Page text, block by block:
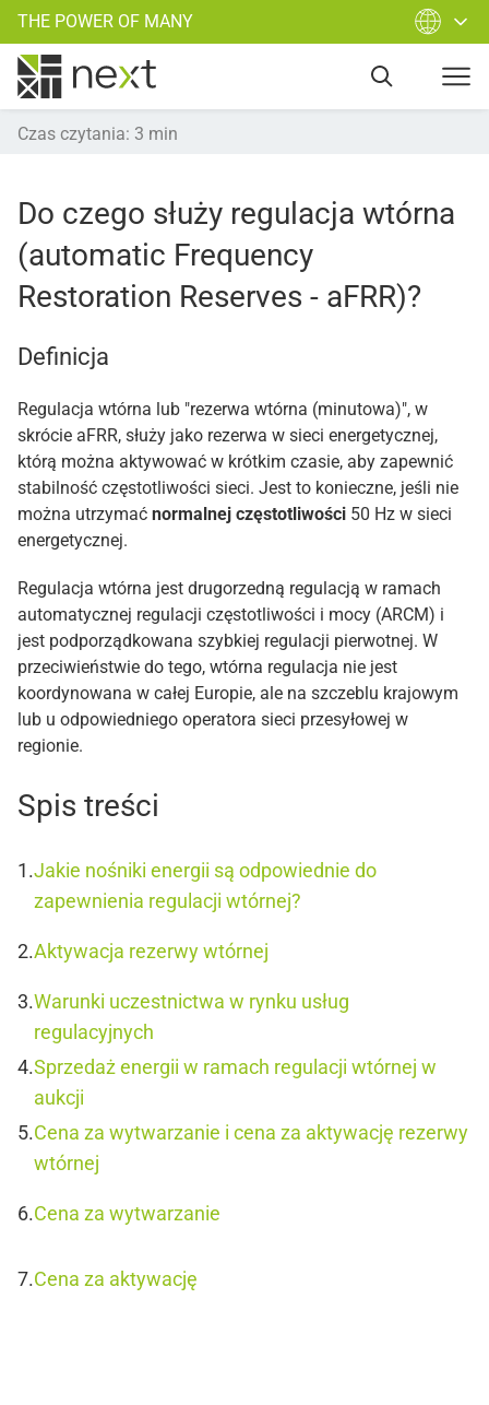
THE POWER OF MANY
Czas czytania: 3 min
Do czego służy regulacja wtórna
(automatic Frequency
Restoration Reserves - aFRR)?
Definicja
Regulacja wtórna lub "rezerwa wtórna (minutowa)", w
skrócie aFRR, służy jako rezerwa w sieci energetycznej,
którą można aktywować w krótkim czasie, aby zapewnić
stabilność częstotliwości sieci. Jest to konieczne, jeśli nie
można utrzymać normalnej częstotliwości 50 Hz w sieci
energetycznej.
Regulacja wtórna jest drugorzedną regulacją w ramach
automatycznej regulacji częstotliwości i mocy (ARCM) i
jest podporządkowana szybkiej regulacji pierwotnej. W
przeciwieństwie do tego, wtórna regulacja nie jest
koordynowana w całej Europie, ale na szczeblu krajowym
lub u odpowiedniego operatora sieci przesyłowej w
regionie.
Spis treści
Jakie nośniki energii są odpowiednie do
zapewnienia regulacji wtórnej?
Aktywacja rezerwy wtórnej
Warunki uczestnictwa w rynku usług
regulacyjnych
Sprzedaż energii w ramach regulacji wtórnej w
aukcji
Cena za wytwarzanie i cena za aktywację rezerwy
wtórnej
Cena za wytwarzanie
Cena za aktywację